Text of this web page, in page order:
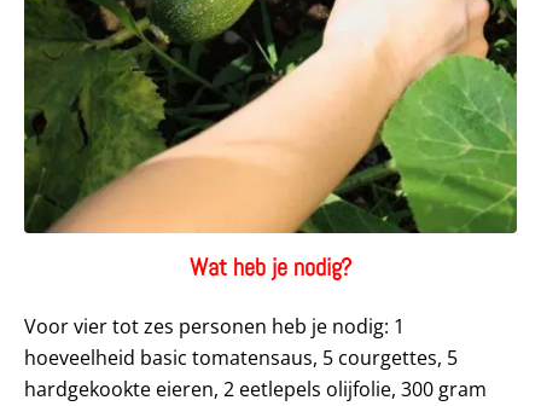
Wat heb je nodig?
Voor vier tot zes personen heb je nodig: 1
hoeveelheid basic tomatensaus, 5 courgettes, 5
hardgekookte eieren, 2 eetlepels olijfolie, 300 gram